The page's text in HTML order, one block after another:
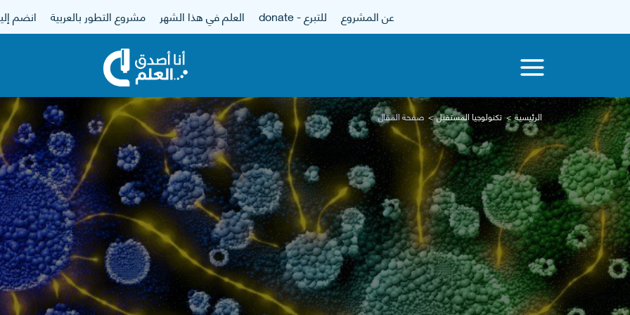
عن المشروع للتبرع - donate العلم في هذا الشهر مشروع التطور بالعربية انضم
الرئيسية تكنولوجيا المستقبل صفحة المقال